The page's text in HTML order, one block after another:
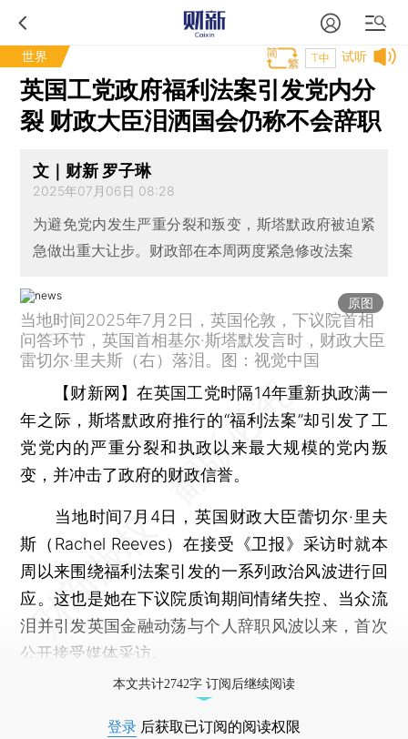
世界 试听
T中
英国工党政府福利法案引发党内分
裂 财政大臣泪洒国会仍称不会辞职
文｜财新 罗子琳
2025年07月06日 08:28
为避免党内发生严重分裂和叛变，斯塔默政府被迫紧
急做出重大让步。财政部在本周两度紧急修改法案
原图
当地时间2025年7月2日，英国伦敦，下议院首相
问答环节，英国首相基尔·斯塔默发言时，财政大臣
雷切尔·里夫斯（右）落泪。图：视觉中国
【财新网】在英国工党时隔14年重新执政满一
年之际，斯塔默政府推行的“福利法案”却引发了工
党党内的严重分裂和执政以来最大规模的党内叛
变，并冲击了政府的财政信誉。
当地时间7月4日，英国财政大臣蕾切尔·里夫
斯（Rachel Reeves）在接受《卫报》采访时就本
周以来围绕福利法案引发的一系列政治风波进行回
应。这也是她在下议院质询期间情绪失控、当众流
泪并引发英国金融动荡与个人辞职风波以来，首次
公开接受媒体采访。
本文共计2742字 订阅后继续阅读
登录 后获取已订阅的阅读权限